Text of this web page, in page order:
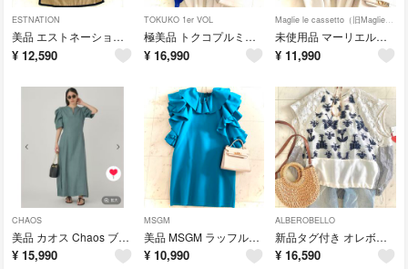
ESTNATION
美品 エストネーション 【VERY 5月号 掲載商品】バイカラーワンピース 36
¥ 12,590
TOKUKO 1er VOL
極美品 トクコプルミエヴォル フラワーアップリケ 変形透かしかぎ編みカーディガン
¥ 16,990
Maglie le cassetto（旧Maglie par ef-de）
未使用品 マーリエルカセット 衿レース ファンシーツイードベスト トップス 7
¥ 11,990
CHAOS
美品 カオス Chaos ブリッコワンピース リネン100% パフ袖 ブルベ86
¥ 15,990
MSGM
美品 MSGM ラッフルフリルドレス ワンピース ターコイズブルー 切りっぱなし
¥ 10,990
ALBEROBELLO
新品タグ付き オレボレブラ アルベロベロ 裾ドロスト 立体モチーフ 切替ブラウス
¥ 16,590